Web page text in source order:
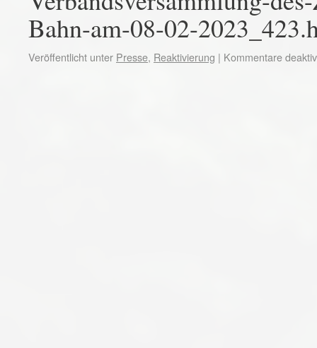
Bahn-am-08-02-
Veröffentlicht unter Presse, Reaktivierung | Kommentare